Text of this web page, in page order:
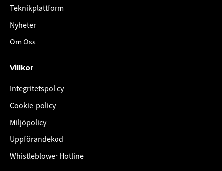
Teknikplattform
Nyheter
Om Oss
Villkor
Integritetspolicy
Cookie-policy
Miljöpolicy
Uppförandekod
Whistleblower Hotline